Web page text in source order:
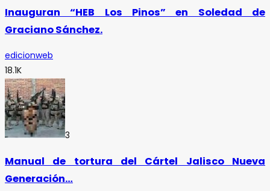
Inauguran “HEB Los Pinos” en Soledad de
Graciano Sánchez.
edicionweb
18.1K
3
Manual de tortura del Cártel Jalisco Nueva
Generación…